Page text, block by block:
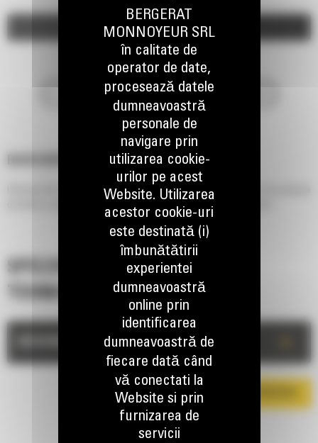
Utilizate pentru curatarea si maturarea spatiilor de parcare, a sectiilor de productie
din fabrici, pistelor din aeroporturi, strazilor, drumurilor private si aleilor.
SPECIFICATII
TEHNICE
BERGERAT
MONNOYEUR SRL
în calitate de
operator de date,
procesează datele
dumneavoastră
personale de
navigare prin
utilizarea cookie-
urilor pe acest
Website. Utilizarea
acestor cookie-uri
este destinată (i)
îmbunătătirii
experientei
dumneavoastră
online prin
identificarea
dumneavoastră de
fiecare dată când
vă conectati la
Website si prin
furnizarea de
servicii